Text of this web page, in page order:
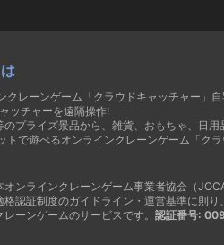
クレーンゲーム「クラウドキャッチャー」
ッチャーを遠隔操作!
プライズ景品から、雑貨、おもちゃ、日用
トで遊べるオンラインクレーンゲーム「ク
オンラインクレーンゲーム事業者協会（
認証制度のガイドライン・運営基準に則り
ーンゲームのサービスです。 認証番号: